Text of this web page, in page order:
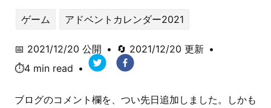
ゲーム アドベントカレンダー2021
📅 2021/12/20 公開 • 🔄 2021/12/20 更新 •
⏱️4 min read •
ブログのコメント欄を、つい先日追加しました。しかも